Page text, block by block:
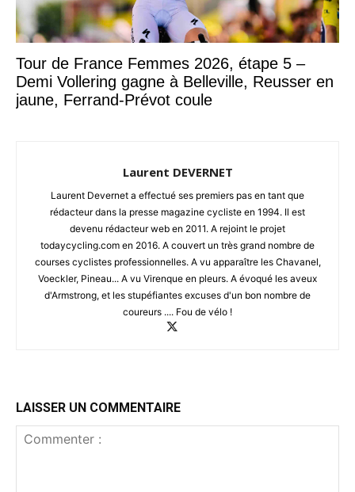
Tour de France Femmes 2026, étape 5 –
Demi Vollering gagne à Belleville, Reusser en
jaune, Ferrand-Prévot coule
Laurent DEVERNET
Laurent Devernet a effectué ses premiers pas en tant que
rédacteur dans la presse magazine cycliste en 1994. Il est
devenu rédacteur web en 2011. A rejoint le projet
todaycycling.com en 2016. A couvert un très grand nombre de
courses cyclistes professionnelles. A vu apparaître les Chavanel,
Voeckler, Pineau... A vu Virenque en pleurs. A évoqué les aveux
d'Armstrong, et les stupéfiantes excuses d'un bon nombre de
coureurs .... Fou de vélo !
LAISSER UN COMMENTAIRE